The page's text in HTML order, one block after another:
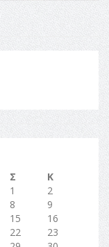
Σ
Κ
1
2
8
9
15
16
22
23